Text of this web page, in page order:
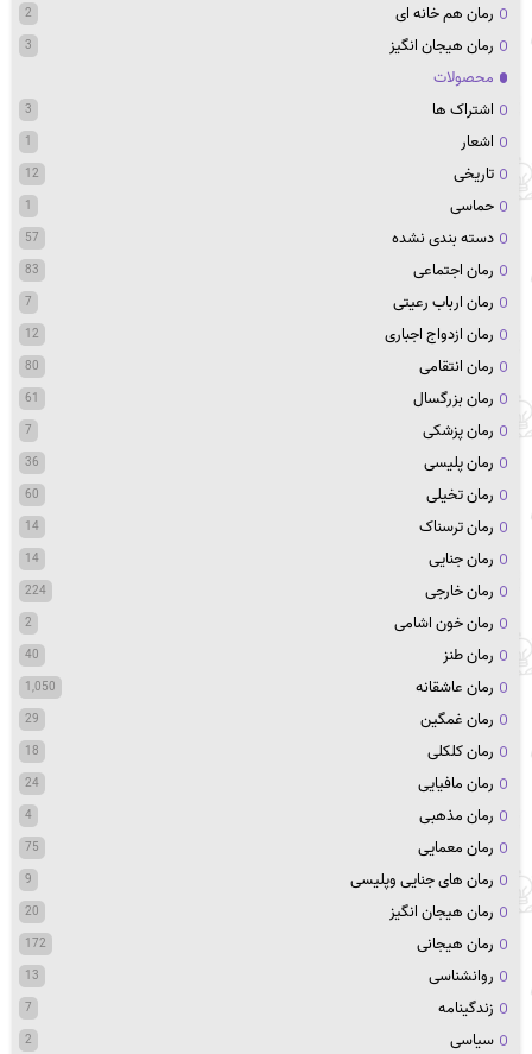
رمان هم خانه ای 2
رمان هیجان انگیز 3
محصولات
اشتراک ها
3
اشعار 1
تاریخی 12
حماسی 1
دسته بندی نشده 57
رمان اجتماعی 83
رمان ارباب رعیتی 7
رمان ازدواج اجباری 12
رمان انتقامی 80
رمان بزرگسال 61
رمان پزشکی 7
رمان پلیسی 36
رمان تخیلی 60
رمان ترسناک 14
رمان جنایی 14
رمان خارجی 224
رمان خون اشامی 2
رمان طنز 40
رمان عاشقانه 1,050
رمان غمگین 29
رمان کلکلی 18
رمان مافیایی 24
رمان مذهبی 4
رمان معمایی 75
رمان های جنایی وپلیسی 9
رمان هیجان انگیز 20
رمان هیجانی 172
روانشناسی 13
زندگینامه 7
سیاسی 2